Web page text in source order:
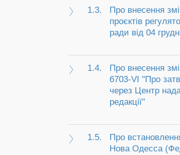
1.3.
Про внесення
проєктів
ради від 04
1.4.
Про внесення
6703-VI "Про
через Центр
редакції"
1.5.
Про
Нова Одесса